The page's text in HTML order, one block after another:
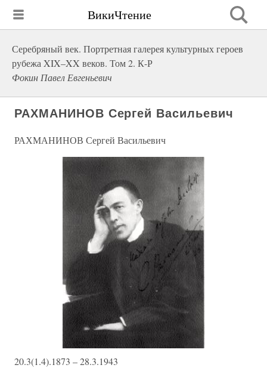
ВикиЧтение
Серебряный век. Портретная галерея культурных героев
рубежа XIX–XX веков. Том 2. К-Р
Фокин Павел Евгеньевич
РАХМАНИНОВ Сергей Васильевич
РАХМАНИНОВ Сергей Васильевич
20.3(1.4).1873 – 28.3.1943